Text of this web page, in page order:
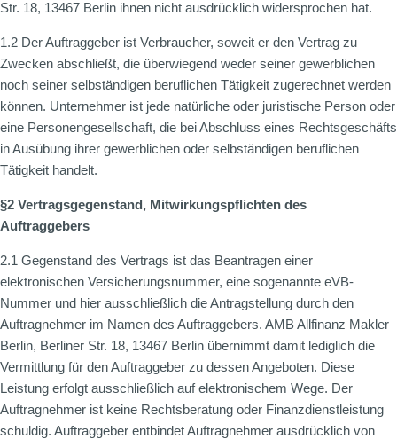
Str. 18, 13467 Berlin ihnen nicht ausdrücklich widersprochen hat.
1.2 Der Auftraggeber ist Verbraucher, soweit er den Vertrag zu
Zwecken abschließt, die überwiegend weder seiner gewerblichen
noch seiner selbständigen beruflichen Tätigkeit zugerechnet werden
können. Unternehmer ist jede natürliche oder juristische Person oder
eine Personengesellschaft, die bei Abschluss eines Rechtsgeschäfts
in Ausübung ihrer gewerblichen oder selbständigen beruflichen
Tätigkeit handelt.
§2 Vertragsgegenstand, Mitwirkungspflichten des
Auftraggebers
2.1 Gegenstand des Vertrags ist das Beantragen einer
elektronischen Versicherungsnummer, eine sogenannte eVB-
Nummer und hier ausschließlich die Antragstellung durch den
Auftragnehmer im Namen des Auftraggebers. AMB Allfinanz Makler
Berlin, Berliner Str. 18, 13467 Berlin übernimmt damit lediglich die
Vermittlung für den Auftraggeber zu dessen Angeboten. Diese
Leistung erfolgt ausschließlich auf elektronischem Wege. Der
Auftragnehmer ist keine Rechtsberatung oder Finanzdienstleistung
schuldig. Auftraggeber entbindet Auftragnehmer ausdrücklich von